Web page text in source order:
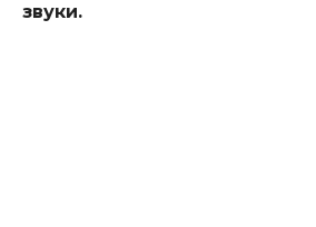
звуки.